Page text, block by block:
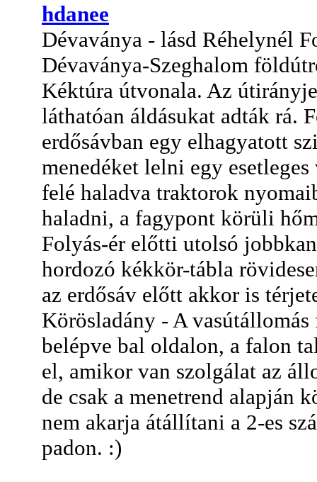
hdanee
Dévaványa - lásd Réhelynél
Dévaványa-Szeghalom
Kéktúra útvonala. Az
láthatóan áldásukat adták rá.
erdősávban egy elhagyatott
menedéket lelni egy
felé haladva traktorok
haladni, a fagypont körüli
Folyás-ér előtti utolsó
hordozó kékkör-tábla
az erdősáv előtt akkor is
Körösladány - A
belépve bal oldalon, a falon
el, amikor van szolgálat az
de csak a menetrend alapján
nem akarja átállítani a 2-es
padon. :)